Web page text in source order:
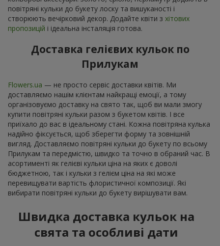
повітряні кульки до букету лоску та вишуканості і
створюють вечірковий декор. Додайте квіти з хітових
пропозицій і ідеальна інсталяція готова.
Доставка гелієвих кульок по
Прилукам
Flowers.ua — не просто сервіс доставки квітів. Ми
доставляємо нашім клієнтам найкращі емоції, а тому
організовуємо доставку на свято так, щоб ви мали змогу
купити повітряні кульки разом з букетом квітів. І все
приїхало до вас в ідеальному стані. Кожна повітряна кулька
надійно фіксується, щоб зберегти форму та зовнішній
вигляд. Доставляємо повітряні кульки до букету по всьому
Прилукам та передмістю, швидко та точно в обраний час. В
асортименті як гелієві кульки ціна на яких є доволі
бюджетною, так і кульки з гелієм ціна на які може
перевищувати вартість флористичної композиції. Які
вибирати повітряні кульки до букету вирішувати вам.
Швидка доставка кульок на
свята та особливі дати